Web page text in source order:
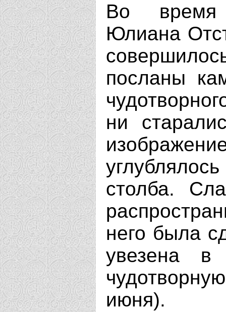
Во время
Юлиана
посланы
ни
столба.
него была
увезена
июня).